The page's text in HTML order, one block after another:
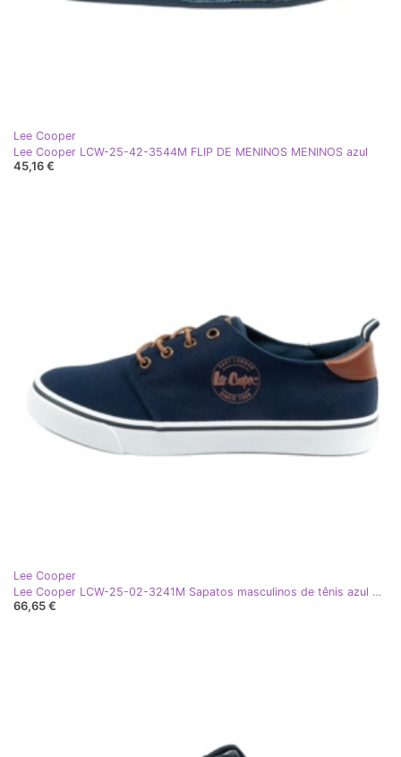
Lee Cooper
Lee Cooper LCW-25-42-3544M FLIP DE MENINOS MENINOS azul
45,16 €
Lee Cooper
Lee Cooper LCW-25-02-3241M Sapatos masculinos de tênis azul marinho
66,65 €